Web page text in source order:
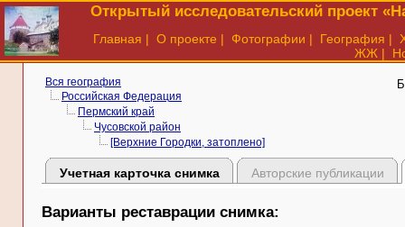
Открытый исследовательский проект
Главная | О проекте | Фотографии | География |
ЖЖ |
Вся география
Российская Федерация
Пермский край
Чусовской район
[Верхние Городки, затоплено]
Учетная карточка снимка Авторские публикации
Варианты реставрации снимка: